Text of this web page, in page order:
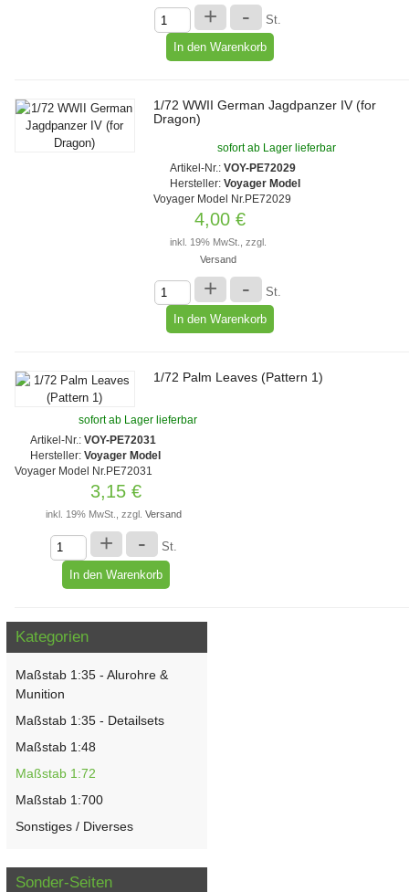
+ - St.
1/72 WWII German Jagdpanzer IV (for
Dragon)
sofort ab Lager lieferbar
Artikel-Nr.: VOY-PE72029
Hersteller: Voyager Model
Voyager Model Nr.PE72029
4,00 €
inkl. 19% MwSt., zzgl.
Versand
+ - St.
1/72 Palm Leaves (Pattern 1)
sofort ab Lager lieferbar
Artikel-Nr.:VOY-PE72031
Hersteller:Voyager Model
Voyager Model Nr.PE72031
3,15 €
inkl. 19% MwSt., zzgl. Versand
+ - St.
Kategorien
Maßstab 1:35 - Alurohre &
Munition
Maßstab 1:35 - Detailsets
Maßstab 1:48
Maßstab 1:72
Maßstab 1:700
Sonstiges / Diverses
Sonder-Seiten